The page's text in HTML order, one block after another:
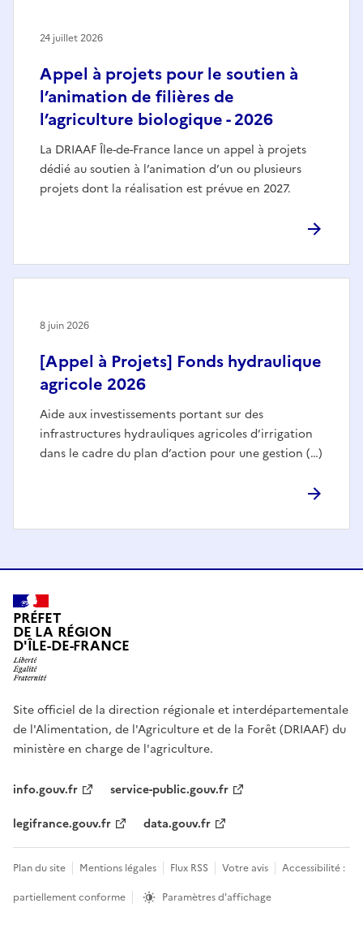
Appel à projets pour le soutien à
l’animation de filières de
l’agriculture biologique - 2026
La DRIAAF Île-de-France lance un appel à projets
dédié au soutien à l’animation d’un ou plusieurs
projets dont la réalisation est prévue en 2027.
24 juillet 2026
[Appel à Projets] Fonds hydraulique
agricole 2026
Aide aux investissements portant sur des
infrastructures hydrauliques agricoles d’irrigation
dans le cadre du plan d’action pour une gestion (…)
8 juin 2026
PRÉFET
DE LA RÉGION
D'ÎLE-DE-FRANCE
Site officiel de la direction régionale et interdépartementale
de l'Alimentation, de l'Agriculture et de la Forêt (DRIAAF) du
ministère en charge de l'agriculture.
info.gouv.fr
service-public.gouv.fr
legifrance.gouv.fr
data.gouv.fr
Plan du site Mentions légales Flux RSS Votre avis
Accessibilité :
partiellement conforme
Paramètres d'affichage